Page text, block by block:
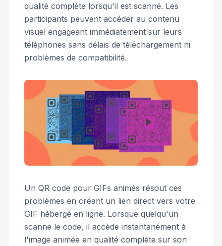
qualité complète lorsqu'il est scanné. Les
participants peuvent accéder au contenu
visuel engageant immédiatement sur leurs
téléphones sans délais de téléchargement ni
problèmes de compatibilité.
Un QR code pour GIFs animés résout ces
problèmes en créant un lien direct vers votre
GIF hébergé en ligne. Lorsque quelqu'un
scanne le code, il accède instantanément à
l'image animée en qualité complète sur son